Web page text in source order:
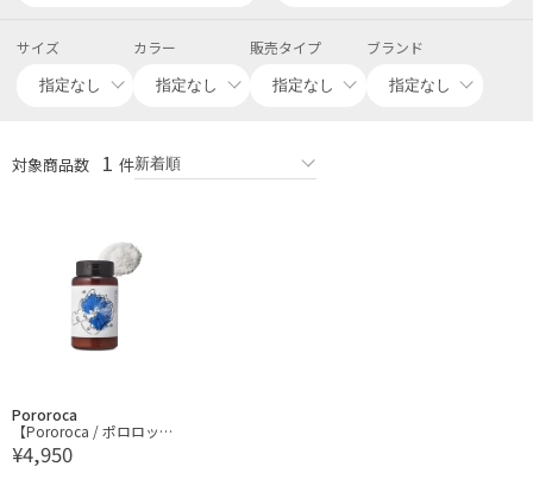
サイズ カラー 販売タイプ ブランド
対象商品数 1 件
Pororoca
【Pororoca / ポロロッ
カ】TTT MSW × Pororo
ca Figra Bliss Bath Salts
¥4,950